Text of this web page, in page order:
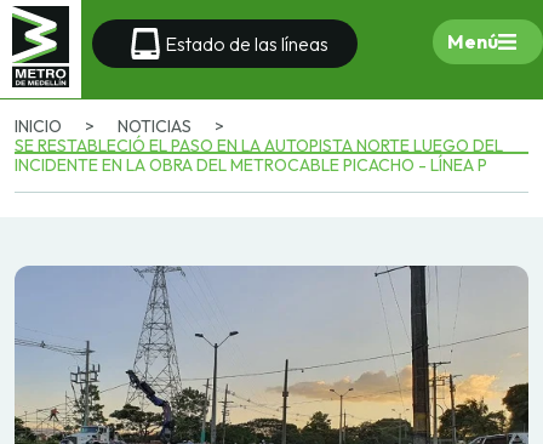
Estado de las líneas Menú
INICIO > NOTICIAS
>
SE RESTABLECIÓ EL PASO EN LA AUTOPISTA NORTE LUEGO DEL
INCIDENTE EN LA OBRA DEL METROCABLE PICACHO - LÍNEA P